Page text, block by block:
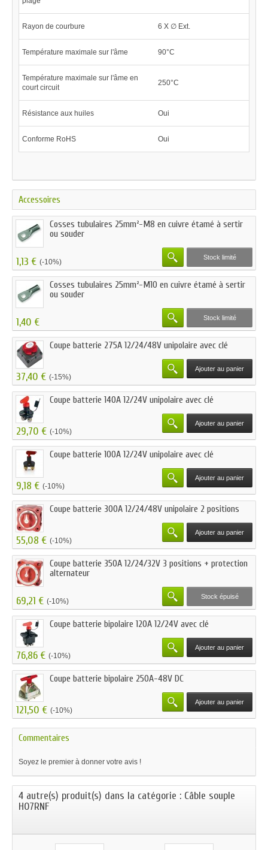
Rayon de courbure 6 X ∅ Ext.
Température maximale sur l'âme 90°C
Température maximale sur l'âme en
court circuit
250°C
Résistance aux huiles Oui
Conforme RoHS Oui
Accessoires
Cosses tubulaires 25mm²-M8 en cuivre étamé à sertir
ou souder
1,13 € (-10%)
Stock limité
Cosses tubulaires 25mm²-M10 en cuivre étamé à sertir
ou souder
1,40 € Stock limité
Coupe batterie 275A 12/24/48V unipolaire avec clé
37,40 € (-15%)
Ajouter au panier
Coupe batterie 140A 12/24V unipolaire avec clé
29,70 € (-10%)
Ajouter au panier
Coupe batterie 100A 12/24V unipolaire avec clé
9,18 € (-10%)
Ajouter au panier
Coupe batterie 300A 12/24/48V unipolaire 2 positions
55,08 € (-10%)
Ajouter au panier
Coupe batterie 350A 12/24/32V 3 positions + protection
alternateur
69,21 € (-10%)
Stock épuisé
Coupe batterie bipolaire 120A 12/24V avec clé
76,86 € (-10%)
Ajouter au panier
Coupe batterie bipolaire 250A-48V DC
121,50 € (-10%)
Ajouter au panier
Commentaires
Soyez le premier à donner votre avis !
4 autre(s) produit(s) dans la catégorie : Câble souple
H07RNF